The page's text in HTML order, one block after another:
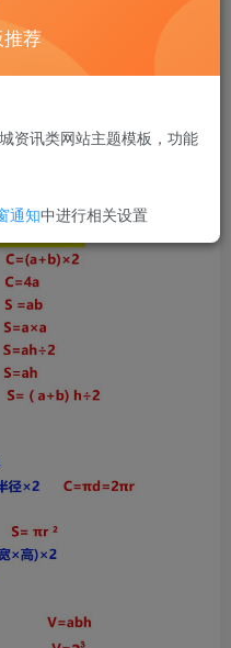
登陆后购买，可保存购买订单
荐
资讯类网站主题模板，功能
通知中进行相关设置